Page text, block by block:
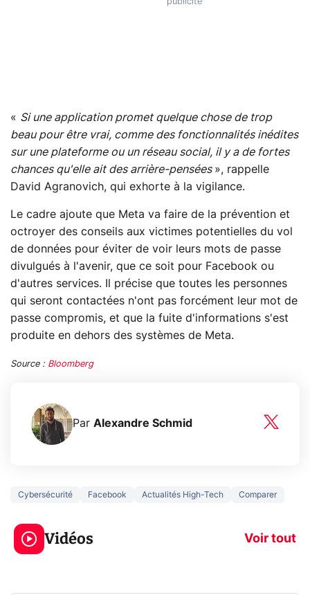
« Si une application promet quelque chose de trop
beau pour être vrai, comme des fonctionnalités inédites
sur une plateforme ou un réseau social, il y a de fortes
chances qu'elle ait des arrière-pensées », rappelle
David Agranovich, qui exhorte à la vigilance.
Le cadre ajoute que Meta va faire de la prévention et
octroyer des conseils aux victimes potentielles du vol
de données pour éviter de voir leurs mots de passe
divulgués à l'avenir, que ce soit pour Facebook ou
d'autres services. Il précise que toutes les personnes
qui seront contactées n'ont pas forcément leur mot de
passe compromis, et que la fuite d'informations s'est
produite en dehors des systèmes de Meta.
Source : Bloomberg
Par Alexandre Schmid
Cybersécurité Facebook Actualités High-Tech Comparer
Vidéos Voir tout
jeux dans la
prochaine Xbox !
Ce que vous
navigation